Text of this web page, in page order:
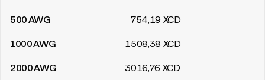
500AWG 754,19 XCD
1000AWG 1508,38 XCD
2000AWG 3016,76 XCD